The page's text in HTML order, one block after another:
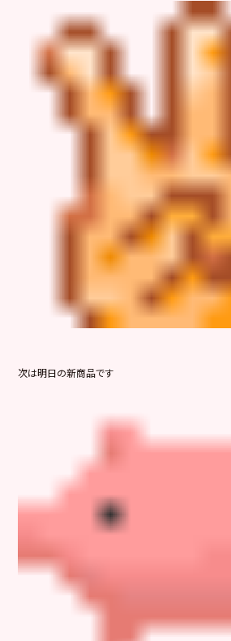
次は明日の新商品です